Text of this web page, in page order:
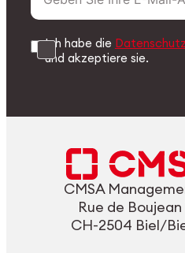
Ich habe die
und akzeptiere sie.
CMSA
Rue de Boujean
CH-2504 Biel/